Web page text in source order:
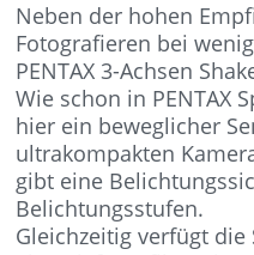
Neben der hohen
Fotografieren bei
PENTAX 3-Achsen
Wie schon in PENTAX
hier ein beweglicher
ultrakompakten
gibt eine
Belichtungsstufen.
Gleichzeitig verfügt